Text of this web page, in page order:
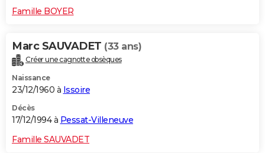
Famille BOYER
Marc SAUVADET (33 ans)
Créer une cagnotte obsèques
Naissance
23/12/1960 à Issoire
Décès
17/12/1994 à Pessat-Villeneuve
Famille SAUVADET